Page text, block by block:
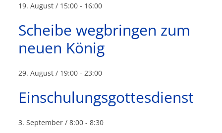
19. August / 15:00 - 16:00
Scheibe wegbringen zum
neuen König
29. August / 19:00 - 23:00
Einschulungsgottesdienst
3. September / 8:00 -8:30